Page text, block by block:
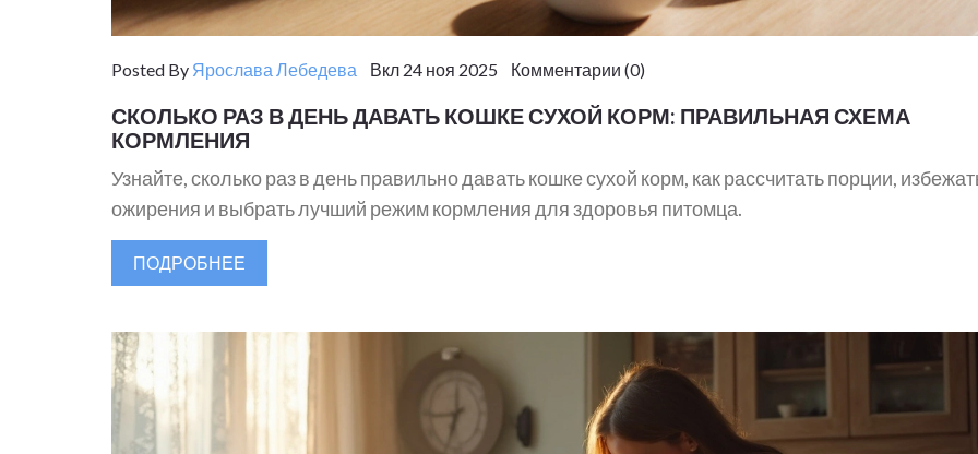
Posted By Ярослава Лебедева Вкл 24 ноя 2025 Комментарии (0)
СКОЛЬКО РАЗ В ДЕНЬ ДАВАТЬ КОШКЕ СУХОЙ КОРМ: ПРАВИЛЬНАЯ СХЕМА
КОРМЛЕНИЯ
Узнайте, сколько раз в день правильно давать кошке сухой корм, как рассчитать порции,
ожирения и выбрать лучший режим кормления для здоровья питомца.
ПОДРОБНЕЕ